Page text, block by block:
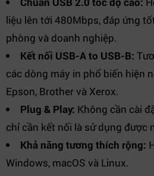
liệu lên tới 480Mbps, đáp ứng
phòng và doanh nghiệp.
Kết nối USB-A to USB-B:
các dòng máy in phổ biến hiện
Epson, Brother và Xerox.
Plug & Play: Không cần cài
chỉ cần kết nối là sử dụng được
Khả năng tương thích rộng:
Windows, macOS và Linux.